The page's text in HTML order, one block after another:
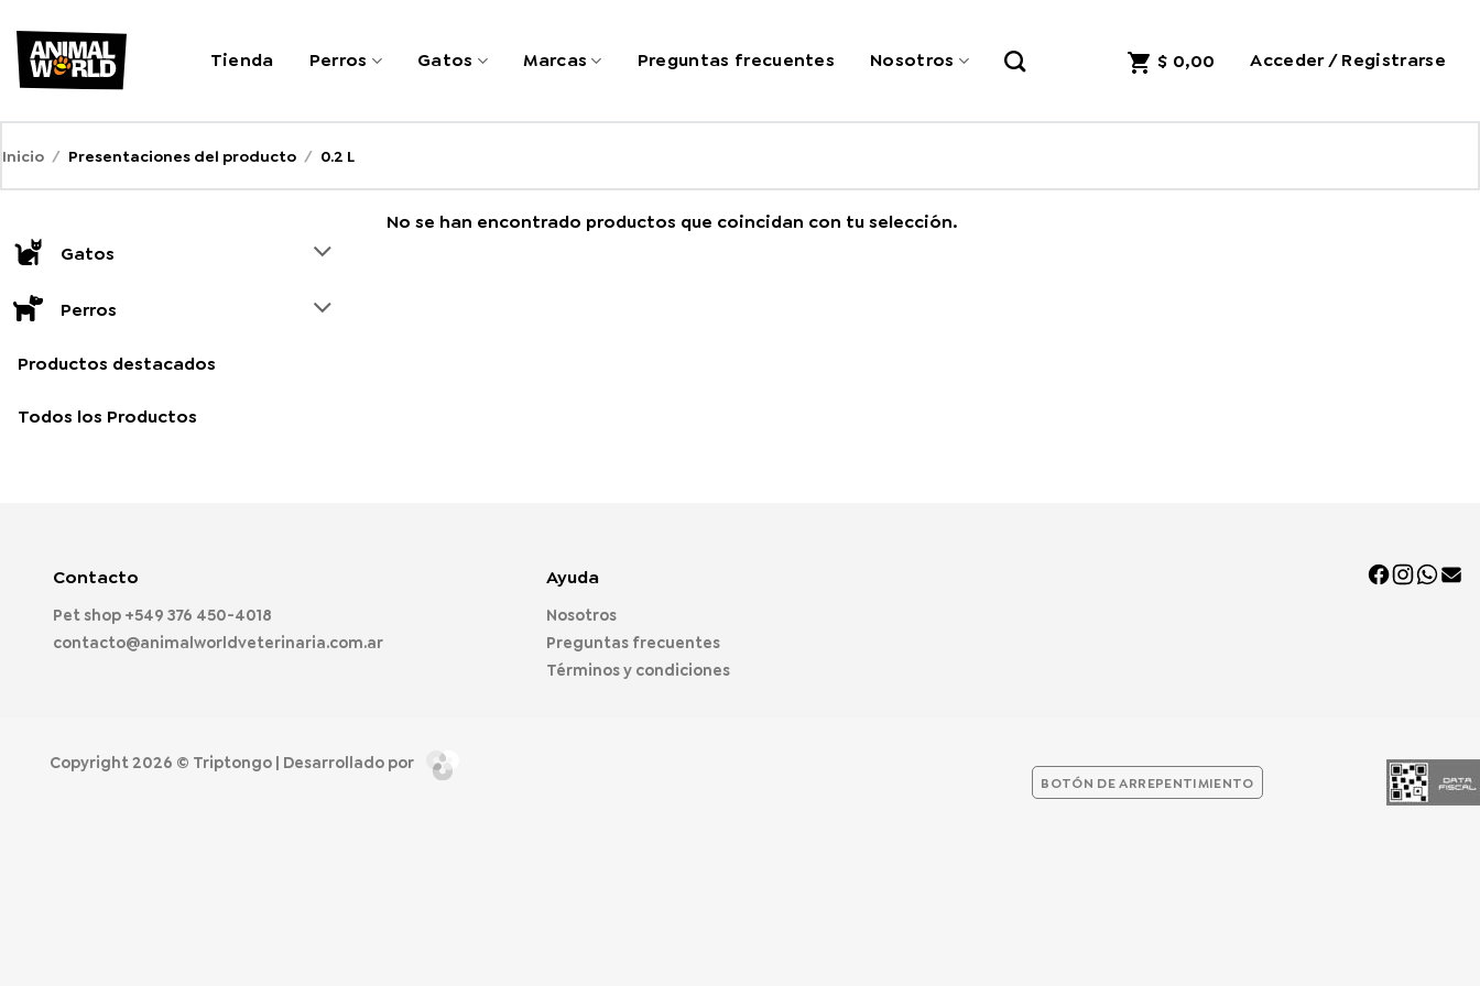
contenido
Tienda Perros Gatos Marcas Preguntas frecuentes Nosotros $ 0,00 Acceder / Registrarse
Inicio / Presentaciones del producto / 0.2 L
Gatos
Perros
Productos destacados
Todos los Productos
No se han encontrado productos que coincidan con tu selección.
Contacto
Pet shop +549 376 450-4018
contacto@animalworldveterinaria.com.ar
Ayuda
Nosotros
Preguntas frecuentes
Términos y condiciones
BOTÓN DE ARREPENTIMIENTO
Copyright 2026 © Triptongo | Desarrollado por